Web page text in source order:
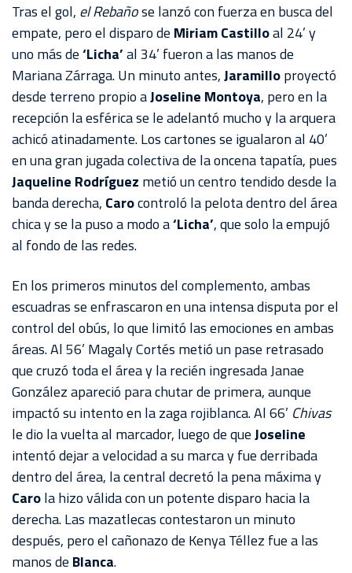
Tras el gol, el Rebañose lanzó con fuerza en busca del
empate, pero el disparo de Miriam Castilloal 24’ y
uno más de‘Licha’al 34’ fueron a las manos de
Mariana Zárraga. Un minuto antes,Jaramilloproyectó
desde terreno propio aJoseline Montoya, pero en la
recepción la esférica se le adelantó mucho y la arquera
achicó atinadamente. Los cartones se igualaron al 40’
en una gran jugada colectiva de la oncena tapatía, pues
Jaqueline Rodríguez metió un centro tendido desde la
banda derecha, Carocontroló la pelota dentro del área
chica y se la puso a modo a‘Licha’, que solo la empujó
al fondo de las redes.
En los primeros minutos del complemento, ambas
escuadras se enfrascaron en una intensa disputa por el
control del obús, lo que limitó las emociones en ambas
áreas. Al 56’ Magaly Cortés metió un pase retrasado
que cruzó toda el área y la recién ingresada Janae
González apareció para chutar de primera, aunque
impactó su intento en la zaga rojiblanca. Al 66’ Chivas
le dio la vuelta al marcador, luego de queJoseline
intentó dejar a velocidad a su marca y fue derribada
dentro del área, la central decretó la pena máxima y
Carola hizo válida con un potente disparo hacia la
derecha. Las mazatlecas contestaron un minuto
después, pero el cañonazo de Kenya Téllez fue a las
manos de Blanca.